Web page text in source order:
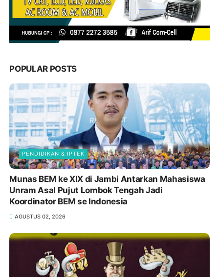
POPULAR POSTS
PENDIDIKAN & IPTEK
Munas BEM ke XIX di Jambi Antarkan Mahasiswa
Unram Asal Pujut Lombok Tengah Jadi
Koordinator BEM se Indonesia
AGUSTUS 02, 2026